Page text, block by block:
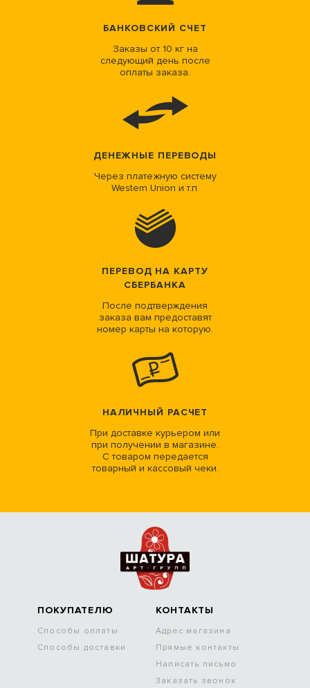
БАНКОВСКИЙ СЧЕТ
Заказы от 10 кг на
следующий день после
оплаты заказа.
ДЕНЕЖНЫЕ ПЕРЕВОДЫ
Через платежную систему
Western Union и т.п.
ПЕРЕВОД НА КАРТУ
СБЕРБАНКА
После подтверждения
заказа вам предоставят
номер карты на которую.
НАЛИЧНЫЙ РАСЧЕТ
При доставке курьером или
при получении в магазине.
С товаром передается
товарный и кассовый чеки.
ПОКУПАТЕЛЮ
Способы оплаты
Способы доставки
КОНТАКТЫ
Адрес магазина
Прямые контакты
Написать письмо
Заказать звонок